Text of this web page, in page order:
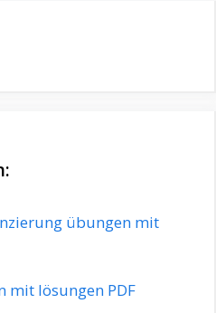
übungen mit
mit lösungen PDF